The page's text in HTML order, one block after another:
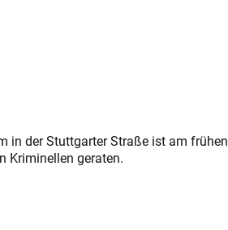
in der Stuttgarter Straße ist am frühen
Kriminellen geraten.